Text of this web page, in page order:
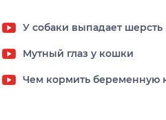
У собаки выпадает шерсть
Мутный глаз у кошки
Чем кормить беременную